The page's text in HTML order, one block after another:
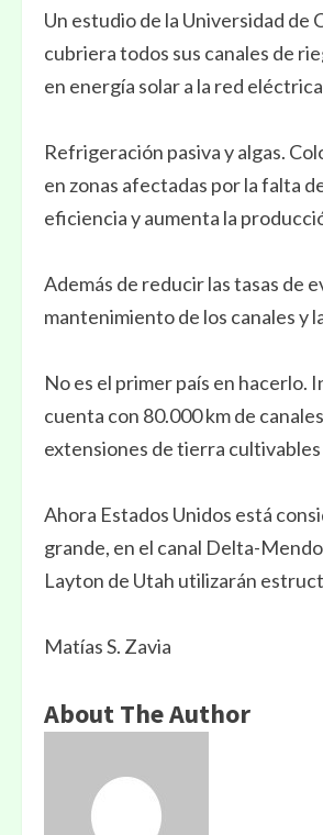
Un estudio de la Universidad de
cubriera todos sus canales de
en energía solar a la red
Refrigeración pasiva y algas.
en zonas afectadas por la falta
eficiencia y aumenta la
Además de reducir las tasas de
mantenimiento de los canales y
No es el primer país en hacerlo.
cuenta con 80.000 km de
extensiones de tierra
Ahora Estados Unidos está
grande, en el canal Delta-
Layton de Utah utilizarán
Matías S. Zavia
About The Author